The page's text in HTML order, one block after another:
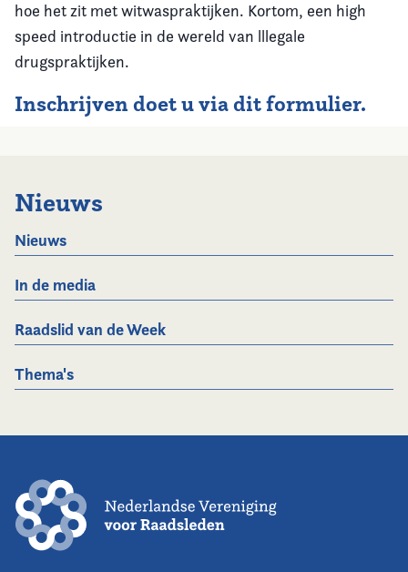
hoe het zit met witwaspraktijken. Kortom, een high
speed introductie in de wereld van lllegale
drugspraktijken.
Inschrijven doet u viadit formulier.
Nieuws
Nieuws
In de media
Raadslid van de Week
Thema's